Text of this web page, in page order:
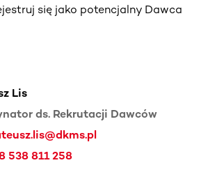
się jako potencjalny Dawca
Lis
ds. Rekrutacji Dawców
538 811 258